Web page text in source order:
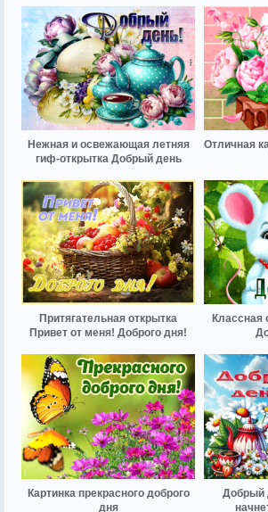
Нежная и освежающая летняя
гиф-открытка Добрый день
Отличная
Притягательная открытка
Привет от меня! Доброго дня!
Классная
Картинка прекрасного доброго
дня
Добрый